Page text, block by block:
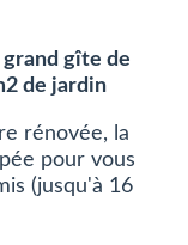
grand gîte de
de jardin
rénovée, la
pour vous
(jusqu'à 16